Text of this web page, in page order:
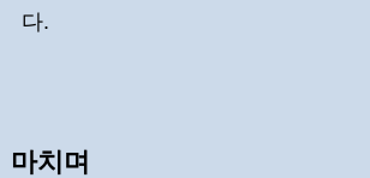
다.
마치며